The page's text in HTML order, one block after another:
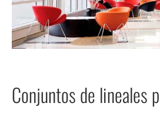
Conjuntos de lineales